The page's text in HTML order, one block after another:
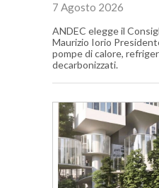
7 Agosto 2026
ANDEC elegge il
Maurizio Iorio
pompe di calore,
decarbonizzati.